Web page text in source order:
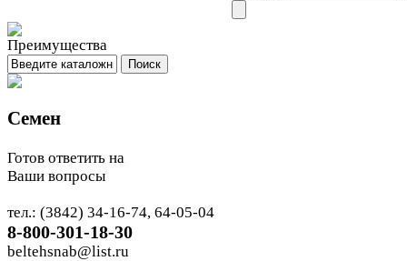
Семен
Готов ответить на
Ваши вопросы
тел.: (3842) 34-16-74, 64-05-04
8-800-301-18-30
beltehsnab@list.ru